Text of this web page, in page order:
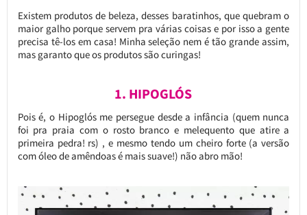
Existem produtos de beleza, desses baratinhos, que quebram o
maior galho porque servem pra várias coisas e por isso a gente
precisa tê-los em casa! Minha seleção nem é tão grande assim,
mas garanto que os produtos são curingas!
1. HIPOGLÓS
Pois é, o Hipoglós me persegue desde a infância (quem nunca
foi pra praia com o rosto branco e melequento que atire a
primeira pedra! rs) , e mesmo tendo um cheiro forte (a versão
com óleo de amêndoas é mais suave!) não abro mão!